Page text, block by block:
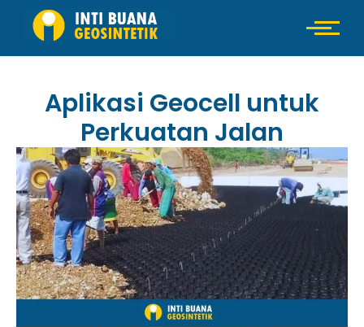
Aplikasi Geocell untuk
Perkuatan Jalan